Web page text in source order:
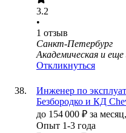
3.2
•
1 отзыв
Санкт-Петербург
Академическая и еще
Откликнуться
Инженер по
Безбородко и КД
до 154 000 ₽ за месяц,
Опыт 1-3 года